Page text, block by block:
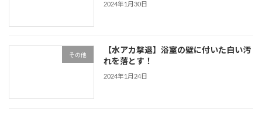
2024年1月30日
その他
【水アカ撃退】浴室の壁に付いた白い汚
れを落とす！
2024年1月24日